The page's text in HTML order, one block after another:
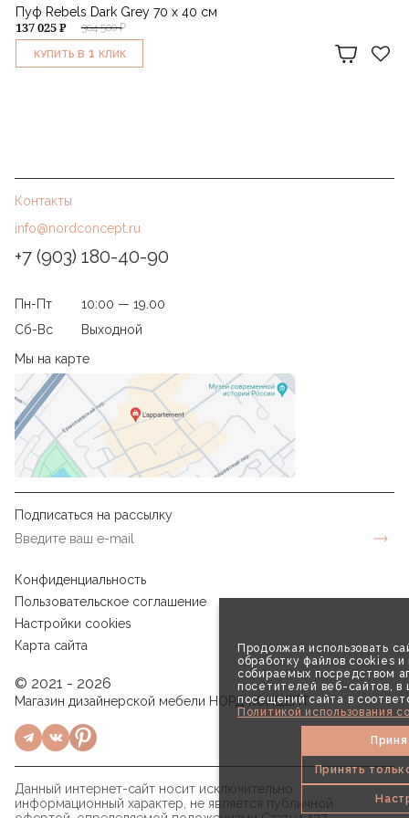
Продолжая использовать
обработку файлов cookies и
собираемых посредством
посетителей веб-сайтов, в
посещений сайта в
Политикой использования
Принять
Пуф Rebels Dark Grey 70 х 40 см
304 500 ₽
137 025 ₽
КУПИТЬ В 1 КЛИК
Контакты
info@nordconcept.ru
+7 (903) 180-40-90
Пн-Пт
10:00 — 19.00
Сб-Вс
Выходной
Мы на карте
Подписаться на рассылку
Конфиденциальность
Пользовательское соглашение
Настройки cookies
Карта сайта
© 2021 - 2026
Магазин дизайнерской мебели НОРД КОНЦЕПТ
Данный интернет-сайт носит исключительно
информационный характер, не является публичной